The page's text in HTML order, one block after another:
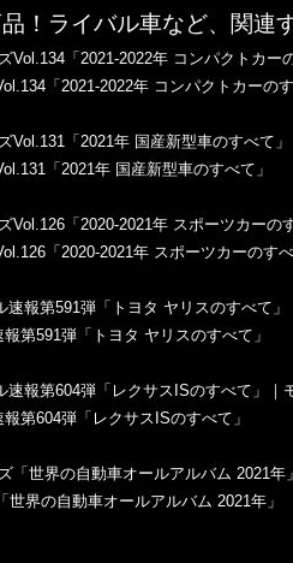
「2021-2022年 コンパクトカーの
「2021年 国産新型車のすべて」
「2020-2021年 スポーツカーのす
第591弾「トヨタ ヤリスのすべて」
第604弾「レクサスISのすべて」
界の自動車オールアルバム 2021年」